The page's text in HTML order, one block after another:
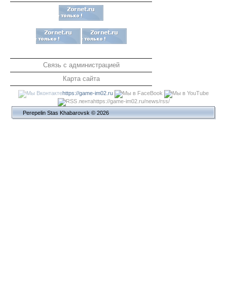
Связь с администрацией
Карта сайта
https://game-im02.ru
https://game-im02.ru/news/rss/
Perepelin Stas Khabarovsk © 2026